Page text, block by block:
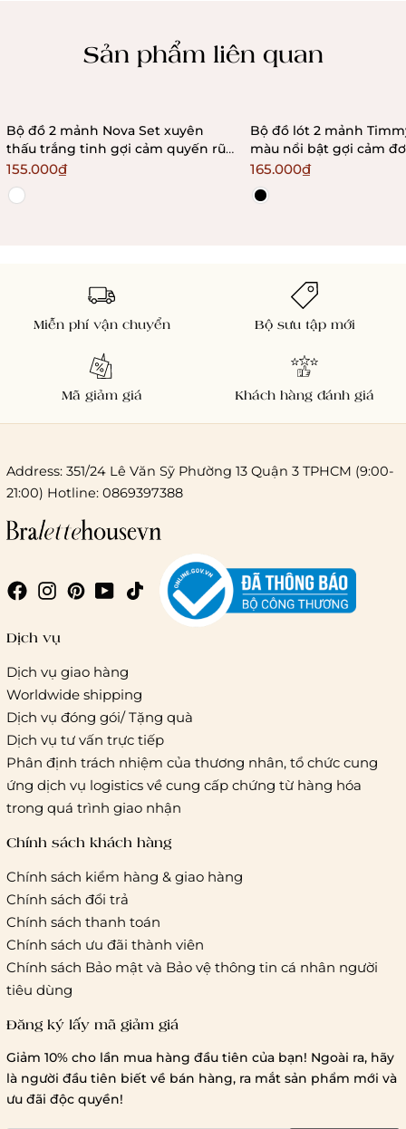
Chi phí giao hàng
Giao hàng trong ngày (hoả tốc)
Giao hàng tiêu chuẩn:
Hồ Chí Minh:
Áp dụng theo bảng giá cước của ĐVVC
Vietelpost/ Giaohangtietkiem và 1 số đối tác vận chuyển
Hà Nội và các tỉnh thành khác:
Áp dụng theo bảng giá
cước của ĐVVC Vietelpost/ Giaohangtietkiem... và 1 số đối
tác vận chuyển khác
Thời gian giao hàng
Hồ Chí Minh:
Hà Nội và các tỉnh thành khá
Lưu ý chung về chính sách vận chuyển
1 triệu đồng
giao hàng trong ngày
Sản phẩm liên quan
Bộ đồ 2 mảnh Nova Set xuyên
thấu trắng tinh gợi cảm quyến rũ
đơn giản Bralettehousevn
155.000₫
Bộ đồ lót 2 mảnh Timmy Set phối
màu nổi bật gợi cảm
quyến rũ
165.000₫
Miễn phí vận chuyển Bộ sưu tập mới
Mã giảm giá Khách hàng đánh giá
Address: 351/24 Lê Văn Sỹ Phường 13 Quận 3 TPHCM (9:00-
21:00) Hotline: 0869397388
Dịch vụ
Dịch vụ giao hàng
Worldwide shipping
Dịch vụ đóng gói/ Tặng quà
Dịch vụ tư vấn trực tiếp
Phân định trách nhiệm của thương nhân, tổ chức cung
ứng dịch vụ logistics về cung cấp chứng từ hàng hóa
trong quá trình giao nhận
Chính sách khách hàng
Chính sách kiểm hàng & giao hàng
Chính sách đổi trả
Chính sách thanh toán
Chính sách ưu đãi thành viên
Chính sách Bảo mật và Bảo vệ thông tin cá nhân người
tiêu dùng
Đăng ký lấy mã giảm giá
Giảm 10% cho lần mua hàng đầu tiên của bạn! Ngoài ra, hãy
là người đầu tiên biết về bán hàng, ra mắt sản phẩm mới và
ưu đãi độc quyền!